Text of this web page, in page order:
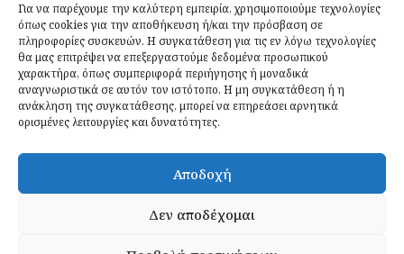
Για να παρέχουμε την καλύτερη εμπειρία, χρησιμοποιούμε τεχνολογίες
όπως cookies για την αποθήκευση ή/και την πρόσβαση σε
πληροφορίες συσκευών. Η συγκατάθεση για τις εν λόγω τεχνολογίες
θα μας επιτρέψει να επεξεργαστούμε δεδομένα προσωπικού
χαρακτήρα, όπως συμπεριφορά περιήγησης ή μοναδικά
αναγνωριστικά σε αυτόν τον ιστότοπο. Η μη συγκατάθεση ή η
ανάκληση της συγκατάθεσης, μπορεί να επηρεάσει αρνητικά
ορισμένες λειτουργίες και δυνατότητες.
Αποδοχή
Δεν αποδέχομαι
Ιδανικές Τροφές 26 Ιουλίου 2026
Εγγραφείτε
ΕΓΓΡΑΦΉ
Έχω διαβάσει και δέχομαι τηνπολιτική απορρήτου